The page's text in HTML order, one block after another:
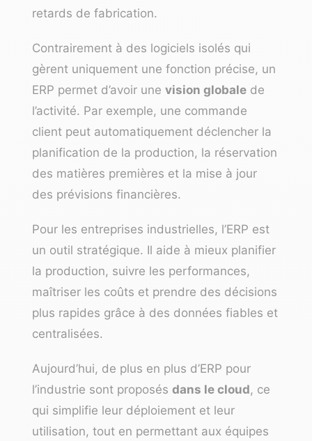
retards de fabrication.
Contrairement à des logiciels isolés qui
gèrent uniquement une fonction précise, un
ERP permet d’avoir une vision globale de
l’activité. Par exemple, une commande
client peut automatiquement déclencher la
planification de la production, la réservation
des matières premières et la mise à jour
des prévisions financières.
Pour les entreprises industrielles, l’ERP est
un outil stratégique. Il aide à mieux planifier
la production, suivre les performances,
maîtriser les coûts et prendre des décisions
plus rapides grâce à des données fiables et
centralisées.
Aujourd’hui, de plus en plus d’ERP pour
l’industrie sont proposés dans le cloud, ce
qui simplifie leur déploiement et leur
utilisation, tout en permettant aux équipes